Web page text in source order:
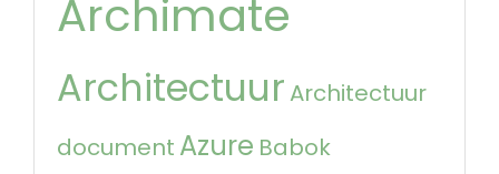
Archimate
Architectuur Architectuur
document Azure Babok